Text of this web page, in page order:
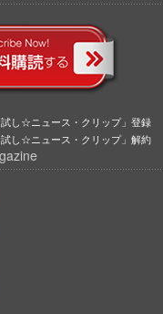
し☆ニュース・クリップ」登録
し☆ニュース・クリップ」解約